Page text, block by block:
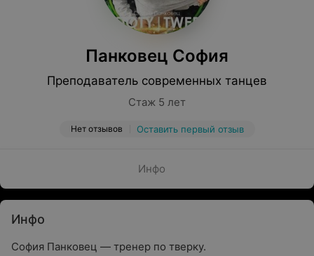
Панковец София
Преподаватель современных танцев
Стаж 5 лет
Нет отзывов Оставить первый отзыв
Инфо
Инфо
София Панковец — тренер по тверку.